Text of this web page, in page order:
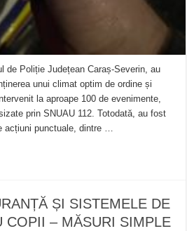
de Poliție Județean Caraș-Severin, au
unui climat optim de ordine și
la aproape 100 de evenimente,
prin SNUAU 112. Totodată, au fost
acțiuni punctuale, dintre …
ȘI SISTEMELE DE
COPII – MĂSURI SIMPLE